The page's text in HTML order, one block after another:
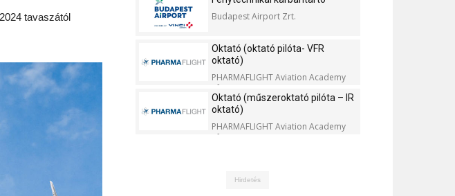
tavaszától
Budapest Airport Zrt.
Oktató (oktató pilóta- VFR
oktató)
PHARMAFLIGHT Aviation Academy
Kft.
Oktató (műszeroktató pilóta – IR
oktató)
PHARMAFLIGHT Aviation Academy
Kft.
Hirdetés